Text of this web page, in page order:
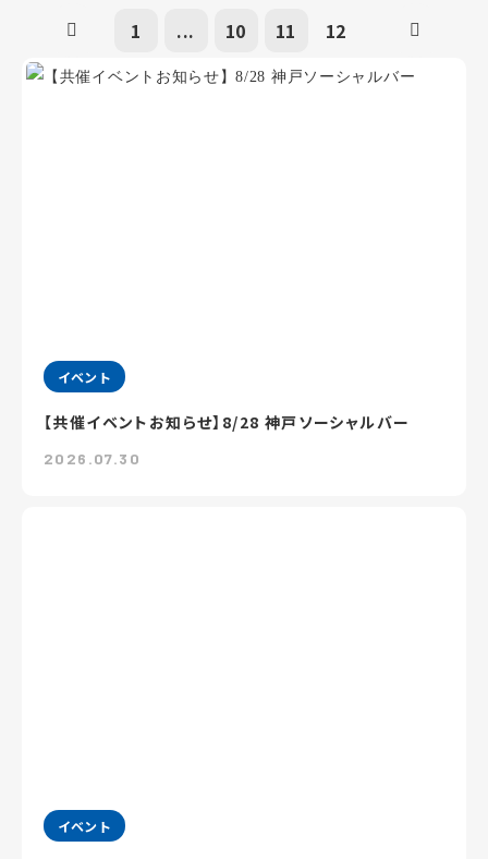
1 ... 10 11 12
イベント
【共催イベントお知らせ】8/28 神戸ソーシャルバー
2026.07.30
イベント